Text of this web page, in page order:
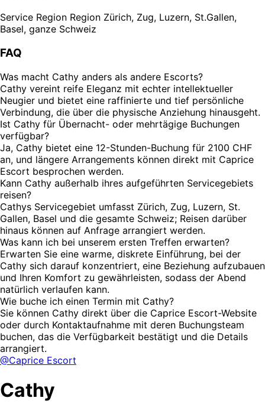
Service Region Region Zürich, Zug, Luzern, St.Gallen,
Basel, ganze Schweiz
FAQ
Was macht Cathy anders als andere Escorts?
Cathy vereint reife Eleganz mit echter intellektueller
Neugier und bietet eine raffinierte und tief persönliche
Verbindung, die über die physische Anziehung hinausgeht.
Ist Cathy für Übernacht- oder mehrtägige Buchungen
verfügbar?
Ja, Cathy bietet eine 12-Stunden-Buchung für 2100 CHF
an, und längere Arrangements können direkt mit Caprice
Escort besprochen werden.
Kann Cathy außerhalb ihres aufgeführten Servicegebiets
reisen?
Cathys Servicegebiet umfasst Zürich, Zug, Luzern, St.
Gallen, Basel und die gesamte Schweiz; Reisen darüber
hinaus können auf Anfrage arrangiert werden.
Was kann ich bei unserem ersten Treffen erwarten?
Erwarten Sie eine warme, diskrete Einführung, bei der
Cathy sich darauf konzentriert, eine Beziehung aufzubauen
und Ihren Komfort zu gewährleisten, sodass der Abend
natürlich verlaufen kann.
Wie buche ich einen Termin mit Cathy?
Sie können Cathy direkt über die Caprice Escort-Website
oder durch Kontaktaufnahme mit deren Buchungsteam
buchen, das die Verfügbarkeit bestätigt und die Details
arrangiert.
@Caprice Escort
Cathy